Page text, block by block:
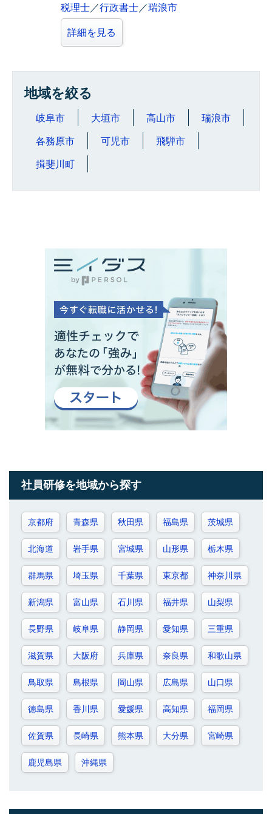
税理士／行政書士／瑞浪市
詳細を見る
地域を絞る
岐阜市 大垣市 高山市 瑞浪市
各務原市 可児市 飛騨市
揖斐川町
社員研修を地域から探す
京都府 青森県 秋田県 福島県 茨城県
北海道 岩手県 宮城県 山形県 栃木県
群馬県 埼玉県 千葉県 東京都 神奈川県
新潟県 富山県 石川県 福井県 山梨県
長野県 岐阜県 静岡県 愛知県 三重県
滋賀県 大阪府 兵庫県 奈良県 和歌山県
鳥取県 島根県 岡山県 広島県 山口県
徳島県 香川県 愛媛県 高知県 福岡県
佐賀県 長崎県 熊本県 大分県 宮崎県
鹿児島県 沖縄県